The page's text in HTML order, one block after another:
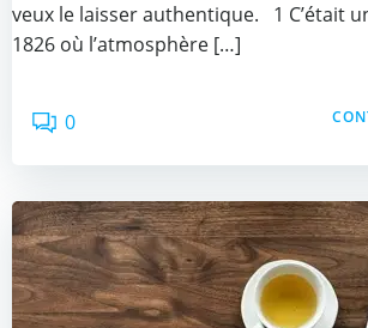
veux le laisser authentique. 1 C’était
1826 où l’atmosphère […]
0